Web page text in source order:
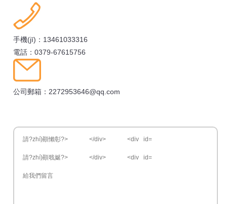
手機(jī)：13461033316
電話：0379-67615756
公司郵箱：2272953646@qq.com